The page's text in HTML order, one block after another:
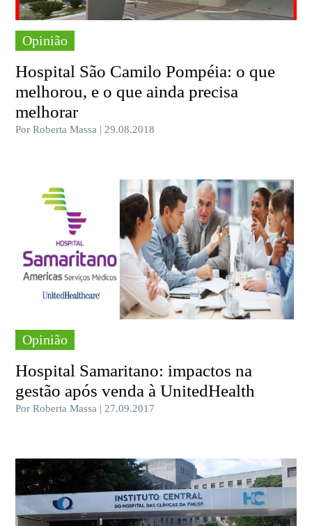
Opinião
Hospital São Camilo Pompéia: o que
melhorou, e o que ainda precisa
melhorar
Por Roberta Massa | 29.08.2018
Opinião
Hospital Samaritano: impactos na
gestão após venda à UnitedHealth
Por Roberta Massa | 27.09.2017